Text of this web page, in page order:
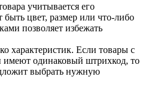
учитывается его
цвет, размер или что-либо
позволяет избежать
характеристик. Если товары с
имеют одинаковый штрихкод, то
выбрать нужную